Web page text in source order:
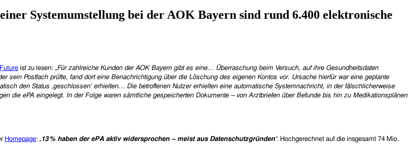
Systemumstellung bei der AOK Bayern sind rund 6.400 elektronische
ist zu lesen: „Für zahlreiche Kunden der AOK Bayern gibt es eine… Überraschung beim Versuch, auf ihre Gesundheitsdaten
sein Postfach prüfte, fand dort eine Benachrichtigung über die Löschung des eigenen Kontos vor. Ursache hierfür war eine geplante
den Status ‚geschlossen‘ erhielten… Die betroffenen Nutzer erhielten eine automatische Systemnachricht, in der fälschlicherweise
die ePA eingelegt. In der Folge waren sämtliche gespeicherten Dokumente – von Arztbriefen über Befunde bis hin zu Medikationsplänen
Homepage: „13 % haben der ePA aktiv widersprochen – meist aus Datenschutzgründen“. Hochgerechnet auf die insgesamt 74 Mio.